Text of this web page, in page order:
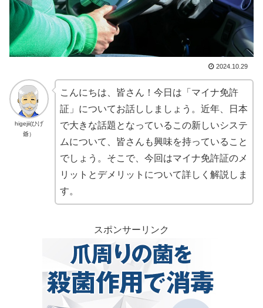
2024.10.29
higejii(ひげ
爺）
こんにちは、皆さん！今日は「マイナ免許
証」についてお話ししましょう。近年、日本
で大きな話題となっているこの新しいシステ
ムについて、皆さんも興味を持っていること
でしょう。そこで、今回はマイナ免許証のメ
リットとデメリットについて詳しく解説しま
す。
スポンサーリンク